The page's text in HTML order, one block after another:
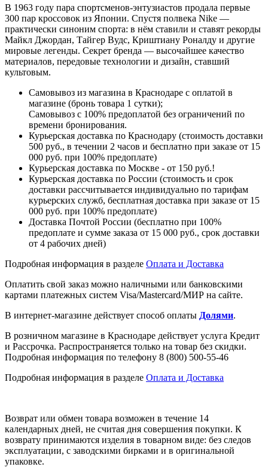
В 1963 году пара спортсменов-энтузиастов продала первые
300 пар кроссовок из Японии. Спустя полвека Nike —
практически синоним спорта: в нём ставили и ставят рекорды
Майкл Джордан, Тайгер Вудс, Криштиану Роналду и другие
мировые легенды. Секрет бренда — высочайшее качество
материалов, передовые технологии и дизайн, ставший
культовым.
Самовывоз из магазина в Краснодаре с оплатой в
магазине (бронь товара 1 сутки);
Самовывоз с 100% предоплатой без ограничений по
времени бронирования.
Курьерская доставка по Краснодару (стоимость доставки
500 руб., в течении 2 часов и бесплатно при заказе от 15
000 руб. при 100% предоплате)
Курьерская доставка по Москве - от 150 руб.!
Курьерская доставка по России (стоимость и срок
доставки рассчитывается индивидуально по тарифам
курьерских служб, бесплатная доставка при заказе от 15
000 руб. при 100% предоплате)
Доставка Почтой России (бесплатно при 100%
предоплате и сумме заказа от 15 000 руб., срок доставки
от 4 рабочих дней)
Подробная информация в разделе Оплата и Доставка
Оплатить свой заказ можно наличными или банковскими
картами платежных систем Visa/Mastercard/МИР на сайте.
В интернет-магазине действует способ оплаты Долями.
В розничном магазине в Краснодаре действует услуга Кредит
и Рассрочка. Распространяется только на товар без скидки.
Подробная информация по телефону 8 (800) 500-55-46
Подробная информация в разделе Оплата и Доставка
Возврат или обмен товара возможен в течение 14
календарных дней, не считая дня совершения покупки. К
возврату принимаются изделия в товарном виде: без следов
эксплуатации, с заводскими бирками и в оригинальной
упаковке.